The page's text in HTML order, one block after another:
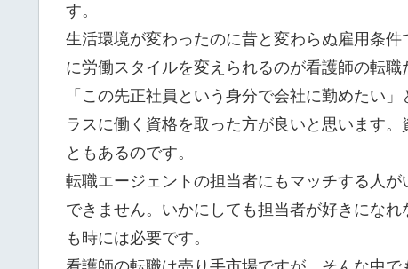
す。
生活環境が変わったのに昔と変わらぬ雇用条
に労働スタイルを変えられるのが看護師の転職
「この先正社員という身分で会社に勤めたい
ラスに働く資格を取った方が良いと思います
ともあるのです。
転職エージェントの担当者にもマッチする人
できません。いかにしても担当者が好きにな
も時には必要です。